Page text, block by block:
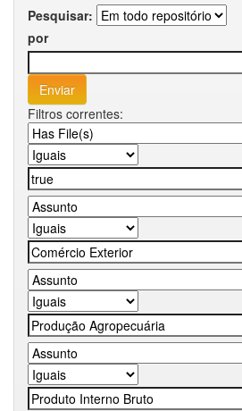
Pesquisar:
por
Filtros correntes: